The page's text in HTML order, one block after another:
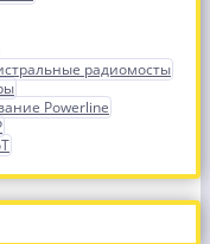
радиомосты
Powerline